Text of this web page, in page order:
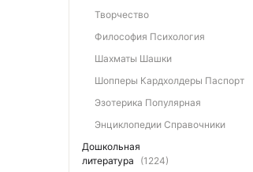
Творчество
Философия Психология
Шахматы Шашки
Шопперы Кардхолдеры Паспорт
Эзотерика Популярная
Энциклопедии Справочники
Дошкольная
литература
(1224)